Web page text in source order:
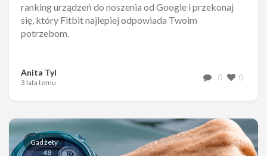
ranking urządzeń do noszenia od Google i przekonaj
się, który Fitbit najlepiej odpowiada Twoim
potrzebom.
Anita Tyl
3 lata temu
0 0
Gadżety